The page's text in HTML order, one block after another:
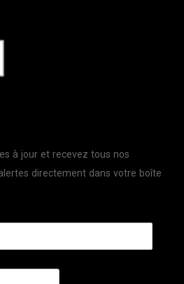
à jour et recevez tous nos
directement dans votre boîte